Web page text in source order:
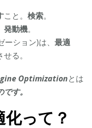
こと。検索。
発動機。
ーション)は、最適
せる。
Optimizationとは
す。
って？